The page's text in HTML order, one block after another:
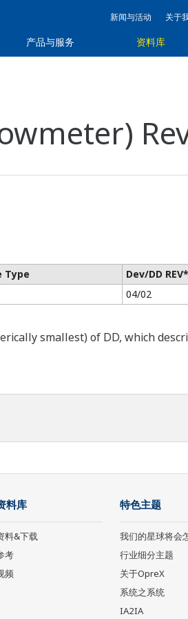
新闻与活动 关于
产品与服务 资料库
Type Dev/DD REV*
04/02
smallest) of DD, which
料库
料&下载
考
频
特色主题
我们的星球将会
行业细分主题
关于OpreX
系统之系统
IA2IA